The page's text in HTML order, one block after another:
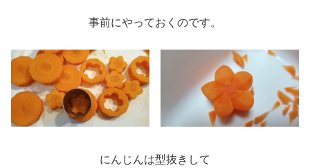
事前にやっておくのです。
にんじんは型抜きして